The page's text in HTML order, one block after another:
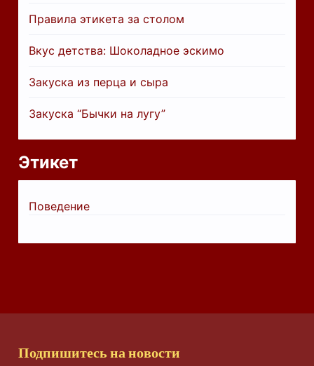
Правила этикета за столом
Вкус детства: Шоколадное эскимо
Закуска из перца и сыра
Закуска “Бычки на лугу”
Этикет
Поведение
Подпишитесь на новости